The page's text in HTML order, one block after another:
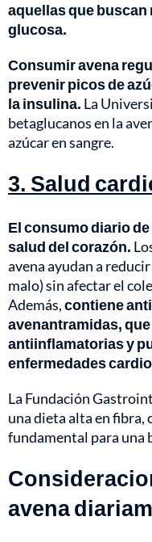
aquellas que
glucosa.
Consumir avena
prevenir picos de
la insulina. La
betaglucanos en la
azúcar en sangre.
3. Salud
El consumo diario
salud del corazón.
avena ayudan a
malo) sin afectar el
Además,contiene
avenantramidas,
antiinflamatorias y
enfermedades
La Fundación
una dieta alta en fibra,
fundamental para una
avena